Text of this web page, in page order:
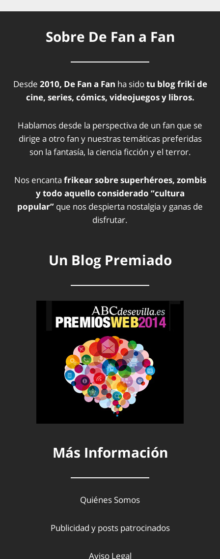
Sobre De Fan a Fan
Desde 2010, De Fan a Fan ha sidotu blog friki de
cine, series, cómics, videojuegos y libros.
Hablamos desde la perspectiva de un fan que se
dirige a otro fan y nuestras temáticas preferidas
son la fantasía, la ciencia ficción y el terror.
Nos encanta frikear sobre superhéroes, zombis
y todo aquello considerado “cultura
popular” que nos despierta nostalgia y ganas de
disfrutar.
Un Blog Premiado
Más Información
Quiénes Somos
Publicidad y posts patrocinados
Aviso Legal